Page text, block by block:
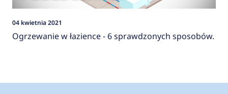
04 kwietnia 2021
Ogrzewanie w łazience - 6 sprawdzonych sposobów.